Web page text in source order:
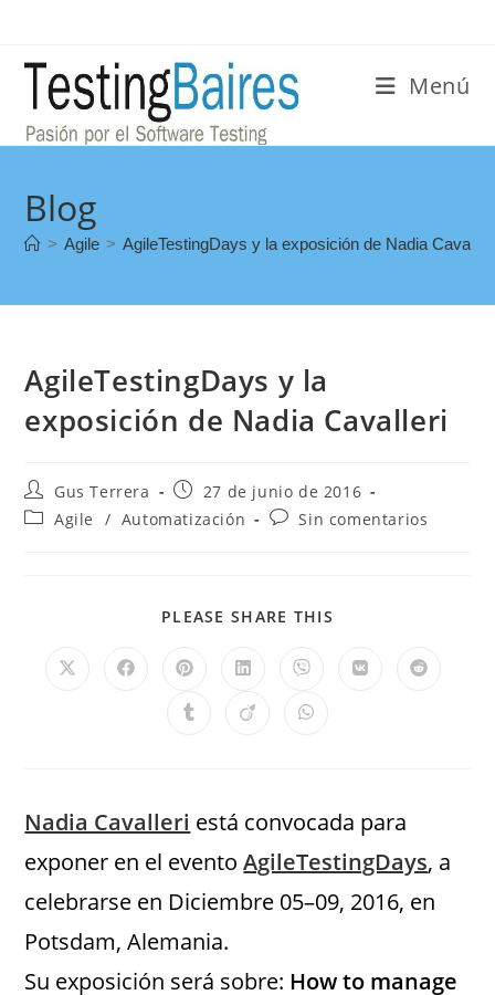
Menú
Blog
> Agile > AgileTestingDays y la exposición de Nadia Cavalleri
AgileTestingDays y la
exposición de Nadia Cavalleri
Gus Terrera
27 de junio de 2016
Agile
/ Automatización Sin comentarios
PLEASE SHARE THIS
Nadia Cavalleri está convocada para
exponer en el eventoAgileTestingDays, a
celebrarse en Diciembre 05–09, 2016, en
Potsdam, Alemania.
Su exposición será sobre: How to manage